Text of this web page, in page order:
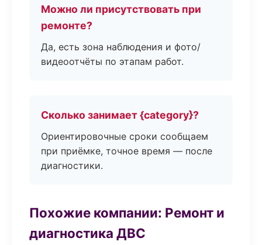
Можно ли присутствовать при
ремонте?
Да, есть зона наблюдения и фото/
видеоотчёты по этапам работ.
Сколько занимает {category}?
Ориентировочные сроки сообщаем
при приёмке, точное время — после
диагностики.
Похожие компании: Ремонт и
диагностика ДВС